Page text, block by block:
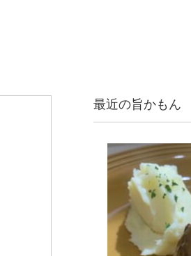
最近の旨かもん